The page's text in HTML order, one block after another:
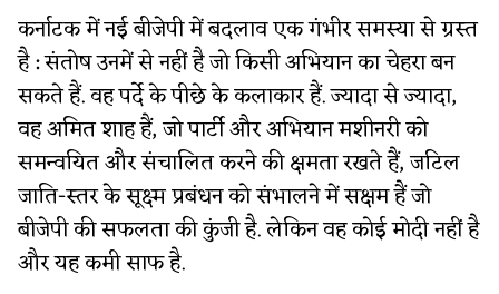
कर्नाटक में नई बीजेपी में बदलाव एक गंभीर समस्या से ग्रस्त
है : संतोष उनमें से नहीं है जो किसी अभियान का चेहरा बन
सकते हैं. वह पर्दे के पीछे के कलाकार हैं. ज्यादा से ज्यादा,
वह अमित शाह हैं, जो पार्टी और अभियान मशीनरी को
समन्वयित और संचालित करने की क्षमता रखते हैं, जटिल
जाति-स्तर के सूक्ष्म प्रबंधन को संभालने में सक्षम हैं जो
बीजेपी की सफलता की कुंजी है. लेकिन वह कोई मोदी नहीं है
और यह कमी साफ है.